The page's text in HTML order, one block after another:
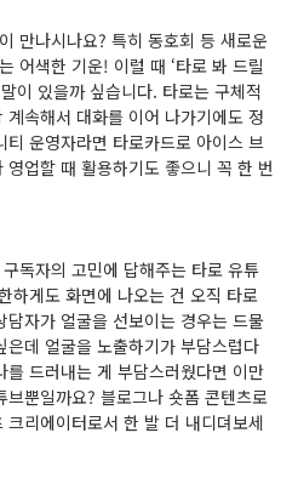
만나시나요? 특히 동호회 등 새로운
어색한 기운! 이럴 때 ‘타로 봐 드릴
이 있을까 싶습니다. 타로는 구체적
속해서 대화를 이어 나가기에도 정
운영자라면 타로카드로 아이스 브
업할 때 활용하기도 좋으니 꼭 한 번
독자의 고민에 답해주는 타로 유튜
하게도 화면에 나오는 건 오직 타로
자가 얼굴을 선보이는 경우는 드물
데 얼굴을 노출하기가 부담스럽다
드러내는 게 부담스러웠다면 이만
뿐일까요? 블로그나 숏폼 콘텐츠로
리에이터로서 한 발 더 내디뎌보세